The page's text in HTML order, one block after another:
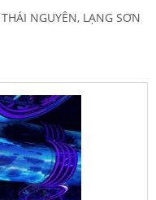
NGUYÊN, LẠNG SƠN